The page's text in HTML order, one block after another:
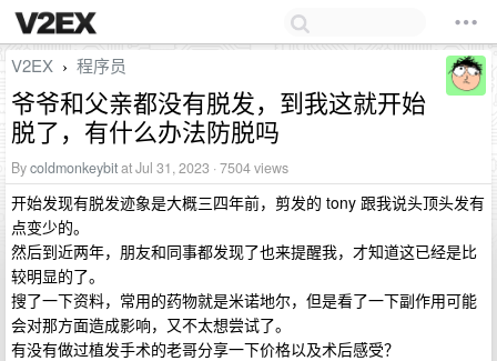
V2EX › 程序员
爷爷和父亲都没有脱发，到我这就开始
脱了，有什么办法防脱吗
Bycoldmonkeybitat Jul 31, 2023 · 7504 views
开始发现有脱发迹象是大概三四年前，剪发的 tony 跟我说头顶头发有
点变少的。
然后到近两年，朋友和同事都发现了也来提醒我，才知道这已经是比
较明显的了。
搜了一下资料，常用的药物就是米诺地尔，但是看了一下副作用可能
会对那方面造成影响，又不太想尝试了。
有没有做过植发手术的老哥分享一下价格以及术后感受？